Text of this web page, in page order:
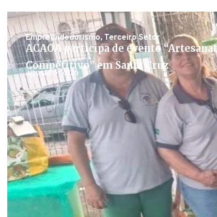
Empreendedorismo, Terceiro Setor
ACAOA participa de evento
Competitivo” em Santa Cruz
agosto 5, 2026